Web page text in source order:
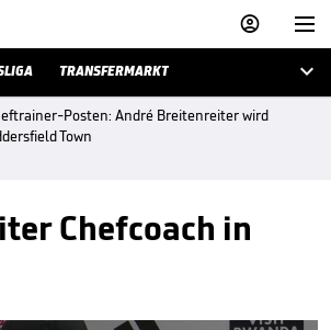


TRANSFERMARKT 
Posten: André Breitenreiter wird
Town
Chefcoach in